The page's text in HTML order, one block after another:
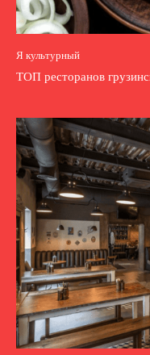
Я культурный
ТОП ресторанов